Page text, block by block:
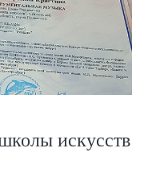
искусств